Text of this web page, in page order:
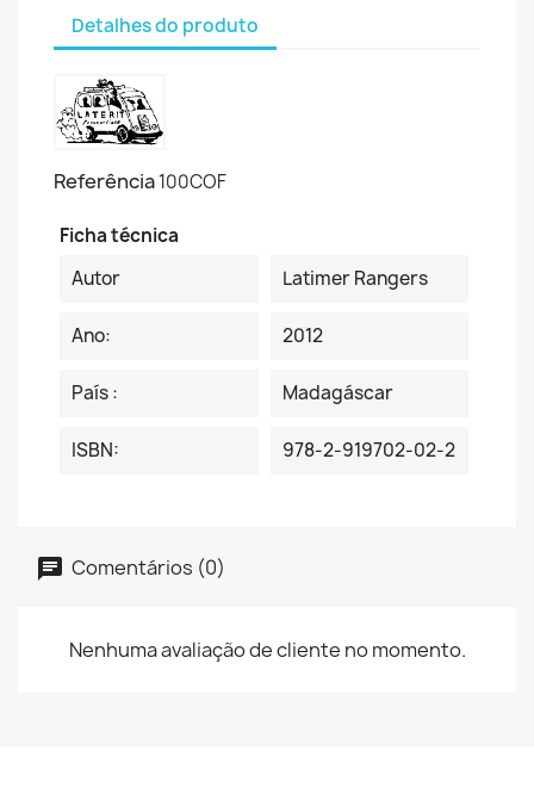
Detalhes do produto
Referência100COF
Ficha técnica
Autor
Latimer Rangers
Ano: 2012
País : Madagáscar
ISBN: 978-2-919702-02-2
Comentários (0)
Nenhuma avaliação de cliente no momento.